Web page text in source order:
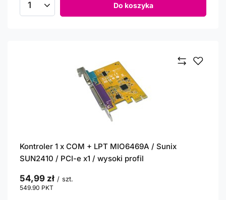
Ilość produktów Do koszyka
Kontroler 1 x COM + LPT MIO6469A / Sunix
SUN2410 / PCI-e x1 / wysoki profil
54,99 zł / szt.
549.90 PKT